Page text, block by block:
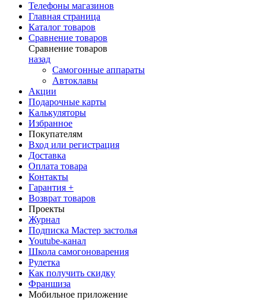
Телефоны магазинов
Главная страница
Каталог товаров
Сравнение товаров
Сравнение товаров
назад
Самогонные аппараты
Автоклавы
Акции
Подарочные карты
Калькуляторы
Избранное
Покупателям
Вход или регистрация
Доставка
Оплата товара
Контакты
Гарантия +
Возврат товаров
Проекты
Журнал
Подписка Мастер застолья
Youtube-канал
Школа самогоноварения
Рулетка
Как получить скидку
Франшиза
Мобильное приложение